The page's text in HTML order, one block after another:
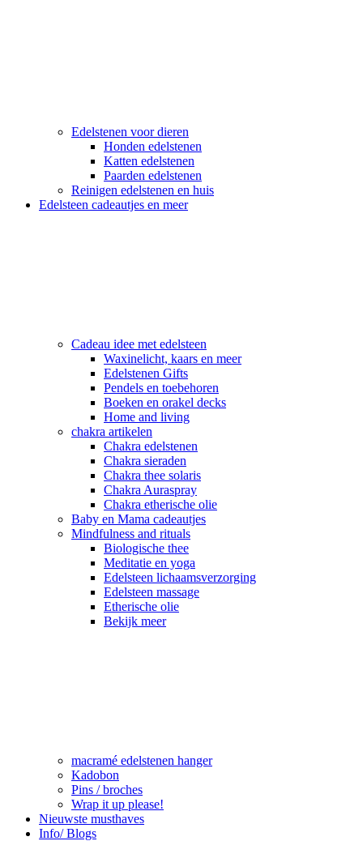
Edelstenen voor dieren
Honden edelstenen
Katten edelstenen
Paarden edelstenen
Reinigen edelstenen en huis
Edelsteen cadeautjes en meer
Cadeau idee met edelsteen
Waxinelicht, kaars en meer
Edelstenen Gifts
Pendels en toebehoren
Boeken en orakel decks
Home and living
chakra artikelen
Chakra edelstenen
Chakra sieraden
Chakra thee solaris
Chakra Auraspray
Chakra etherische olie
Baby en Mama cadeautjes
Mindfulness and rituals
Biologische thee
Meditatie en yoga
Edelsteen lichaamsverzorging
Edelsteen massage
Etherische olie
Bekijk meer
macramé edelstenen hanger
Kadobon
Pins / broches
Wrap it up please!
Nieuwste musthaves
Info/ Blogs